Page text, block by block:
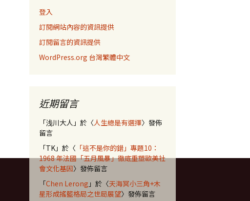
」
登入
訂閱網站內容的資訊提供
訂閱留言的資訊提供
WordPress.org 台灣繁體中文
近期留言
「浅川大人 」於〈人生總是有選擇〉發佈
留言
「TK」於〈 「這不是你的錯」專題10：
1968 年法國「五月風暴」徹底重塑歐美社
會文化基因〉發佈留言
「Chen Lerong 」於〈天海冥小三角+木
星形成搖籃格局之世局展望〉發佈留言